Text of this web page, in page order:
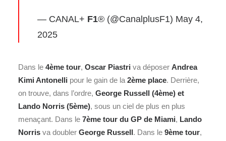
— CANAL+ F1® (@CanalplusF1) May 4,
2025
Dans le 4ème tour, Oscar Piastri va déposer Andrea
Kimi Antonelli pour le gain de la 2ème place. Derrière,
on trouve, dans l’ordre, George Russell (4ème) et
Lando Norris (5ème), sous un ciel de plus en plus
menaçant. Dans le 7ème tour du GP de Miami, Lando
Norris va doubler George Russell. Dans le 9ème tour,